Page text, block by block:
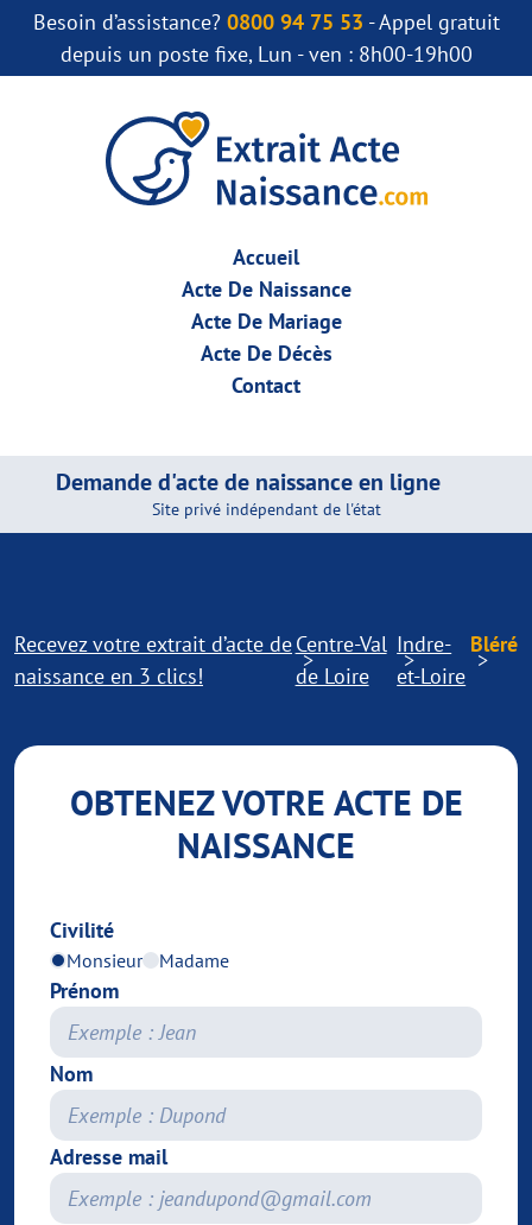
Besoin d’assistance? 0800 94 75 53 - Appel gratuit
depuis un poste fixe, Lun - ven : 8h00-19h00
Accueil
Acte De Naissance
Acte De Mariage
Acte De Décès
Contact
Demande d'acte de naissance en ligne
Site privé indépendant de l'état
Recevez votre extrait d’acte de
naissance en 3 clics!
Centre-Val
de Loire
Indre-
et-Loire
Bléré
OBTENEZ VOTRE ACTE DE
NAISSANCE
Civilité
Monsieur Madame
Prénom
Nom
Adresse mail